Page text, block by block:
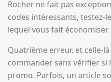
Rocher ne fait pas
codes intéressants, testez-
lequel vous fait économiser
Quatrième erreur, et celle-
commander sans vérifier si
promo. Parfois, un article